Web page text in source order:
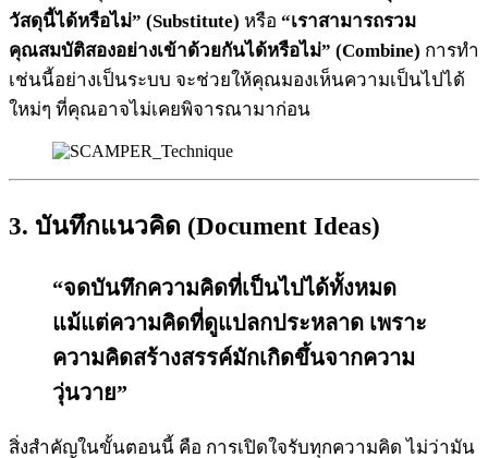
วัสดุนี้ได้หรือไม่” (Substitute) หรือ “เราสามารถรวม
คุณสมบัติสองอย่างเข้าด้วยกันได้หรือไม่” (Combine) การทำ
เช่นนี้อย่างเป็นระบบ จะช่วยให้คุณมองเห็นความเป็นไปได้
ใหม่ๆ ที่คุณอาจไม่เคยพิจารณามาก่อน
3. บันทึกแนวคิด (Document Ideas)
“จดบันทึกความคิดที่เป็นไปได้ทั้งหมด
แม้แต่ความคิดที่ดูแปลกประหลาด เพราะ
ความคิดสร้างสรรค์มักเกิดขึ้นจากความ
วุ่นวาย”
สิ่งสำคัญในขั้นตอนนี้ คือ การเปิดใจรับทุกความคิด ไม่ว่ามัน